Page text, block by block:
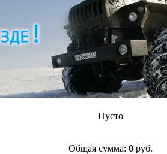
Пусто
Общая сумма: 0 руб.